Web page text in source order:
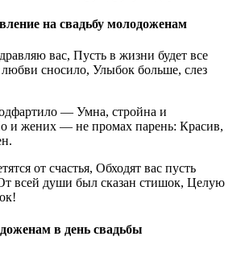
на свадьбу молодоженам
вас, Пусть в жизни будет все
сносило, Улыбок больше, слез
— Умна, стройна и
и жених — не промах парень: Красив,
от счастья, Обходят вас пусть
всей души был сказан стишок, Целую
в день свадьбы